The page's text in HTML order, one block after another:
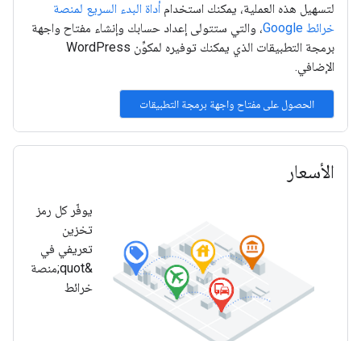
لتسهيل هذه العملية، يمكنك استخدامأداة البدء السريع لمنصة
خرائط Google
، والتي ستتولى إعداد حسابك وإنشاء مفتاح واجهة
برمجة التطبيقات الذي يمكنك توفيره لمكوِّن WordPress
الإضافي.
الأسعار
يوفّر كل رمز
تخزين
تعريفي في
&quot;منصة
خرائط